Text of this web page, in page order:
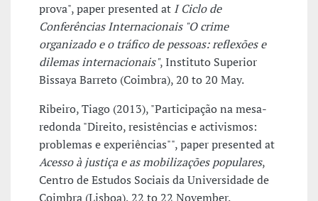
prova", paper presented at I Ciclo de
Conferências Internacionais "O crime
organizado e o tráfico de pessoas: reflexões e
dilemas internacionais", Instituto Superior
Bissaya Barreto (Coimbra), 20 to 20 May.
Ribeiro, Tiago (2013), "Participação na mesa-
redonda "Direito, resistências e activismos:
problemas e experiências"", paper presented at
Acesso à justiça e as mobilizações populares,
Centro de Estudos Sociais da Universidade de
Coimbra (Lisboa), 22 to 22 November.